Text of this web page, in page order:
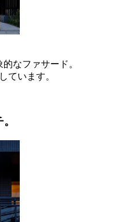
的なファサード。
ています。